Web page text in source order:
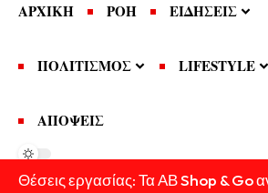
ΑΡΧΙΚΗ ΡΟΗ ΕΙΔΗΣΕΙΣ
ΠΟΛΙΤΙΣΜΟΣ LIFESTYLE
ΑΠΟΨΕΙΣ
Θέσεις εργασίας: Τα ΑΒ Shop & Go